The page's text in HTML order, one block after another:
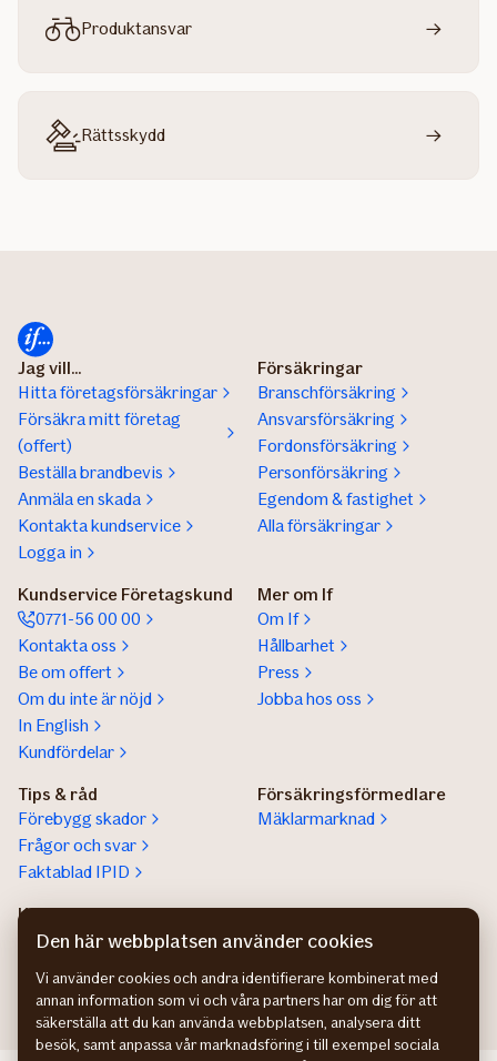
Produktansvar
Rättsskydd
Jag vill...
Hitta företagsförsäkringar
Försäkra mitt företag
(offert)
Beställa brandbevis
Anmäla en skada
Kontakta kundservice
Logga in
Försäkringar
Branschförsäkring
Ansvarsförsäkring
Fordonsförsäkring
Personförsäkring
Egendom & fastighet
Alla försäkringar
Kundservice Företagskund
0771-56 00 00
Kontakta oss
Be om offert
Om du inte är nöjd
In English
Kundfördelar
Mer om If
Om If
Hållbarhet
Press
Jobba hos oss
Tips & råd
Förebygg skador
Frågor och svar
Faktablad IPID
Försäkringsförmedlare
Mäklarmarknad
Kundservice privatperson
Kontaktuppgifter
Lokala säljare
Hitta säljare för stora
Den här webbplatsen använder cookies
Vi använder cookies och andra identifierare kombinerat med
annan information som vi och våra partners har om dig för att
säkerställa att du kan använda webbplatsen, analysera ditt
besök, samt anpassa vår marknadsföring i till exempel sociala